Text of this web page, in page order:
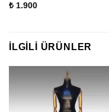
₺1.900
İLGILI ÜRÜNLER